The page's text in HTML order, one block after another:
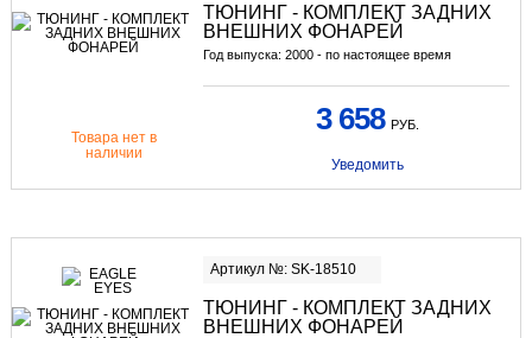
ТЮНИНГ- КОМПЛЕКТ ЗАДНИХ
ВНЕШНИХ ФОНАРЕЙ
Год выпуска: 2000 - по настоящее время
Товара нет в
наличии
3 658 РУБ.
Уведомить
Артикул №: SK-18510
ТЮНИНГ- КОМПЛЕКТ ЗАДНИХ
ВНЕШНИХ ФОНАРЕЙ